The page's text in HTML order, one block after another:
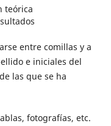
teórica
entre comillas y a
e iniciales del
las que se ha
fotografías, etc.